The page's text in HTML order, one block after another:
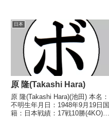
日本
原 隆(Takashi Hara)
原 隆(Takashi Hara)(池田) 本名：
不明生年月日：1948年9月19日国
籍：日本戦績：17戦10勝(4KO)7